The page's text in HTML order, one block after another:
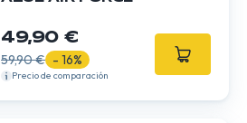
49,90 €
59,90 € - 16%
Precio de comparación